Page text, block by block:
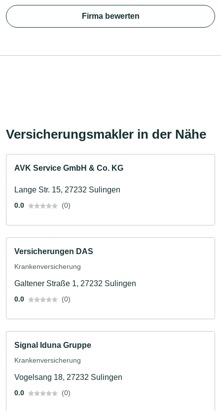
Firma bewerten
Versicherungsmakler in der Nähe
AVK Service GmbH & Co. KG
Lange Str. 15, 27232 Sulingen
0.0 (0)
Versicherungen DAS
Krankenversicherung
Galtener Straße 1, 27232 Sulingen
0.0 (0)
Signal Iduna Gruppe
Krankenversicherung
Vogelsang 18, 27232 Sulingen
0.0 (0)